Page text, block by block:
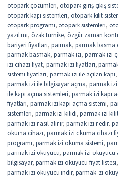
otopark çözümleri, otopark giriş çıkış
otopark kapı sistemleri, otopark kilit
otopark programı, otopark sistemleri,
yazılımı, özak turnike, özgür zaman
bariyeri fiyatları, parmak, parmak basma
parmak basmak, parmak izi, parmak izi
izi cihazı fiyat, parmak izi fiyatları,
sistemi fiyatları, parmak izi ile açılan kapı,
parmak izi ile bilgisayar açma, parmak izi
ile kapı açma sistemleri, parmak izi kapı
fiyatları, parmak izi kapı açma sistemi,
sistemleri, parmak izi kilidi, parmak izi
parmak izi nasıl alınır, parmak izi nedir,
okuma cihazı, parmak izi okuma cihazı
programı, parmak izi okuma sistemi,
parmak izi okuyucu, parmak izi okuyucu
bilgisayar, parmak izi okuyucu fiyat listesi,
parmak izi okuyucu indir, parmak izi